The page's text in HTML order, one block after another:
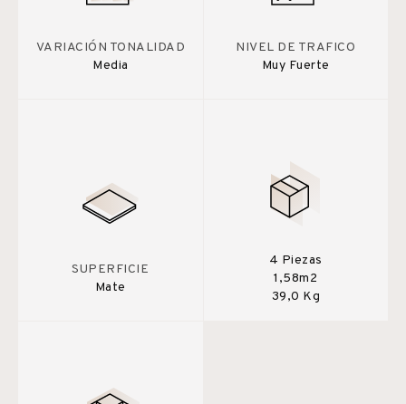
VARIACIÓN TONALIDAD
Media
NIVEL DE TRAFICO
Muy Fuerte
SUPERFICIE
Mate
4 Piezas
1,58m2
39,0 Kg